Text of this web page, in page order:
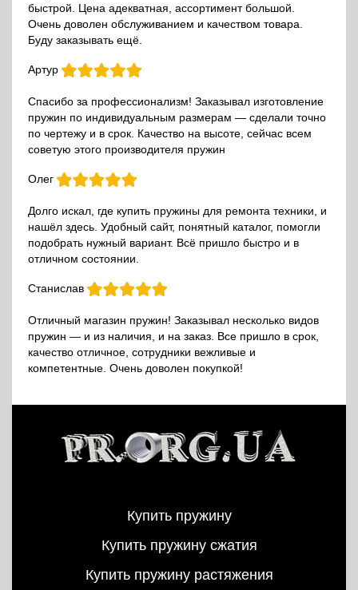
быстрой. Цена адекватная, ассортимент большой.
Очень доволен обслуживанием и качеством товара.
Буду заказывать ещё.
Артур
Спасибо за профессионализм! Заказывал изготовление
пружин по индивидуальным размерам — сделали точно
по чертежу и в срок. Качество на высоте, сейчас всем
советую этого производителя пружин
Олег
Долго искал, где купить пружины для ремонта техники, и
нашёл здесь. Удобный сайт, понятный каталог, помогли
подобрать нужный вариант. Всё пришло быстро и в
отличном состоянии.
Станислав
Отличный магазин пружин! Заказывал несколько видов
пружин — и из наличия, и на заказ. Все пришло в срок,
качество отличное, сотрудники вежливые и
компетентные. Очень доволен покупкой!
Купить пружину
Купить пружину сжатия
Купить пружину растяжения